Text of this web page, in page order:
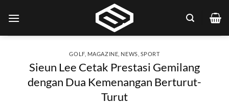
GOLF, MAGAZINE NEWS SPORT
Sieun Lee Cetak Prestasi Gemilang
dengan Dua Kemenangan Berturut-
Turut